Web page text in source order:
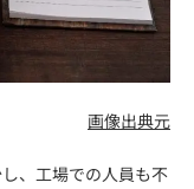
画像出典元
、工場での人員も不